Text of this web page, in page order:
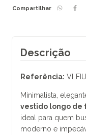
Compartilhar
Descrição
Referência:
Minimalista,
vestido longo de
ideal para quem
moderno e